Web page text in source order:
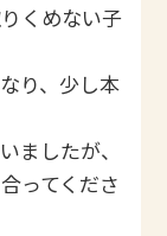
くめない子
り、少し本
ましたが、
ってくださ